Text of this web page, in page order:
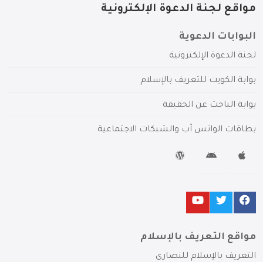
مواقع لجنة الدعوة الإلكترونية
البوابات الدعوية
لجنة الدعوة الإلكترونية
بوابة الكويت للتعريف بالإسلام
بوابة الباحث عن الحقيقة
بطاقات الواتس آب والشبكات الاجتماعية
مواقع التعريف بالإسلام
التعريف بالإسلام للنصارى